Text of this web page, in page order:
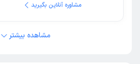
مشاوره آنلاین بگیرید
مشاهده بیشتر